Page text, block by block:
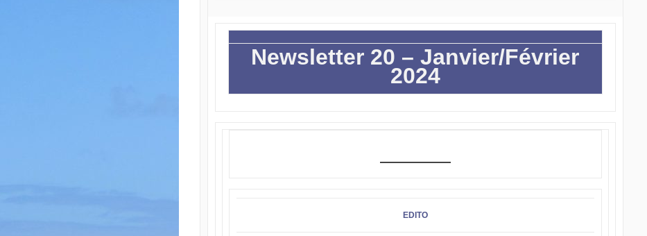
Newsletter 20 – Janvier/Février
2024
EDITO